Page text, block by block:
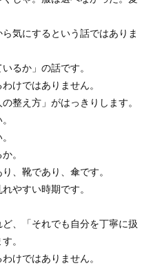
気にするという話ではありま
るか」の話です。
けではありません。
整え方」がはっきりします。
。
、靴であり、傘です。
やすい時期です。
、「それでも自分を丁寧に扱
。
けではありません。